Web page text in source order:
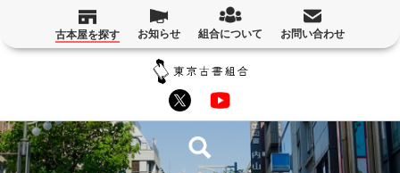
古本屋を探す お知らせ 組合について お問い合わせ